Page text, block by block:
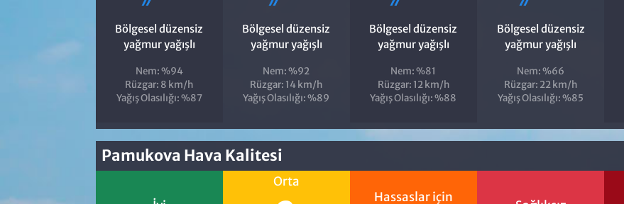
Bölgesel düzensiz
yağmur yağışlı
Nem: %94
Rüzgar: 8 km/h
Yağış Olasılığı: %87
Bölgesel düzensiz
yağmur yağışlı
Nem: %92
Rüzgar: 14 km/h
Yağış Olasılığı: %89
Bölgesel düzensiz
yağmur yağışlı
Nem: %81
Rüzgar: 12 km/h
Yağış Olasılığı: %88
Bölgesel düzensiz
yağmur yağışlı
Nem: %66
Rüzgar: 22 km/h
Yağış Olasılığı: %85
Pamukova Hava Kalitesi
Orta
Hassaslar için